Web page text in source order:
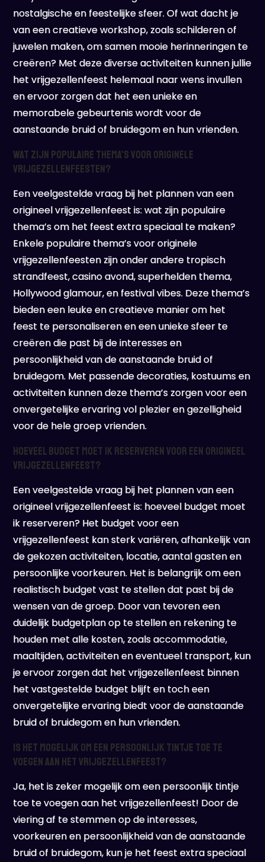
nostalgische en feestelijke sfeer. Of wat dacht je
van een creatieve workshop, zoals schilderen of
juwelen maken, om samen mooie herinneringen te
creëren? Met deze diverse activiteiten kunnen jullie
het vrijgezellenfeest helemaal naar wens invullen
en ervoor zorgen dat het een unieke en
memorabele gebeurtenis wordt voor de
aanstaande bruid of bruidegom en hun vrienden.
Wat zijn populaire thema’s voor originele
vrijgezellenfeesten?
Een veelgestelde vraag bij het plannen van een
origineel vrijgezellenfeest is: wat zijn populaire
thema’s om het feest extra speciaal te maken?
Enkele populaire thema’s voor originele
vrijgezellenfeesten zijn onder andere tropisch
strandfeest, casino avond, superhelden thema,
Hollywood glamour, en festival vibes. Deze thema’s
bieden een leuke en creatieve manier om het
feest te personaliseren en een unieke sfeer te
creëren die past bij de interesses en
persoonlijkheid van de aanstaande bruid of
bruidegom. Met passende decoraties, kostuums en
activiteiten kunnen deze thema’s zorgen voor een
onvergetelijke ervaring vol plezier en gezelligheid
voor de hele groep vrienden.
Hoeveel budget moet ik reserveren voor een origineel
vrijgezellenfeest?
Een veelgestelde vraag bij het plannen van een
origineel vrijgezellenfeest is: hoeveel budget moet
ik reserveren? Het budget voor een
vrijgezellenfeest kan sterk variëren, afhankelijk van
de gekozen activiteiten, locatie, aantal gasten en
persoonlijke voorkeuren. Het is belangrijk om een
realistisch budget vast te stellen dat past bij de
wensen van de groep. Door van tevoren een
duidelijk budgetplan op te stellen en rekening te
houden met alle kosten, zoals accommodatie,
maaltijden, activiteiten en eventueel transport, kun
je ervoor zorgen dat het vrijgezellenfeest binnen
het vastgestelde budget blijft en toch een
onvergetelijke ervaring biedt voor de aanstaande
bruid of bruidegom en hun vrienden.
Is het mogelijk om een persoonlijk tintje toe te
voegen aan het vrijgezellenfeest?
Ja, het is zeker mogelijk om een persoonlijk tintje
toe te voegen aan het vrijgezellenfeest! Door de
viering af te stemmen op de interesses,
voorkeuren en persoonlijkheid van de aanstaande
bruid of bruidegom, kun je het feest extra speciaal